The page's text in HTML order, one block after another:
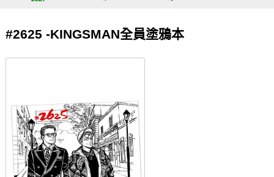
會員功能選單
登入
#2625 -KINGSMAN全員塗鴉本